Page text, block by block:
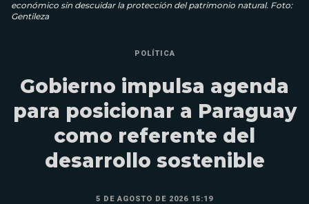
económico sin descuidar la protección del patrimonio natural. Foto:
Gentileza
POLÍTICA
Gobierno impulsa agenda
para posicionar a Paraguay
como referente del
desarrollo sostenible
5 DE AGOSTO DE 2026 15:19